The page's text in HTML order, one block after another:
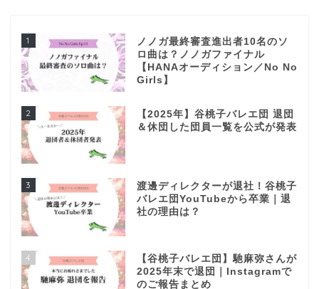
1
ノノガ最終審査進出者10名のソ
ロ曲は？ノノガファイナル
【HANAオーディション／No No
Girls】
2
【2025年】谷桃子バレエ団 退団
＆休団した団員一覧を公式が発表
3
渡邊ディレクターが退社！谷桃子
バレエ団YouTubeから卒業｜退
社の理由は？
4
【谷桃子バレエ団】馳麻弥さんが
2025年末で退団｜Instagramで
のご報告まとめ